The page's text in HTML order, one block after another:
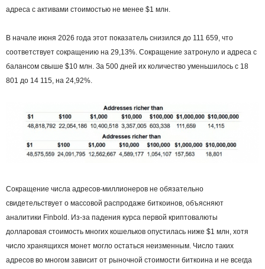
адреса с активами стоимостью не менее $1 млн.
В начале июня 2026 года этот показатель снизился до 111 659, что
соответствует сокращению на 29,13%. Сокращение затронуло и адреса с
балансом свыше $10 млн. За 500 дней их количество уменьшилось с 18
801 до 14 115, на 24,92%.
Сокращение числа адресов-миллионеров не обязательно
свидетельствует о массовой распродаже биткоинов, объясняют
аналитики Finbold. Из-за падения курса первой криптовалюты
долларовая стоимость многих кошельков опустилась ниже $1 млн, хотя
число хранящихся монет могло остаться неизменным. Число таких
адресов во многом зависит от рыночной стоимости биткоина и не всегда